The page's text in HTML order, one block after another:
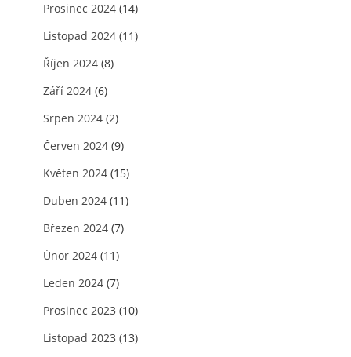
Prosinec 2024 (14)
Listopad 2024 (11)
Říjen 2024 (8)
Září 2024 (6)
Srpen 2024 (2)
Červen 2024 (9)
Květen 2024 (15)
Duben 2024 (11)
Březen 2024 (7)
Únor 2024 (11)
Leden 2024 (7)
Prosinec 2023 (10)
Listopad 2023 (13)